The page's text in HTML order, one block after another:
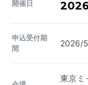
開催日
申込受付期
間
2026/
東京ミ